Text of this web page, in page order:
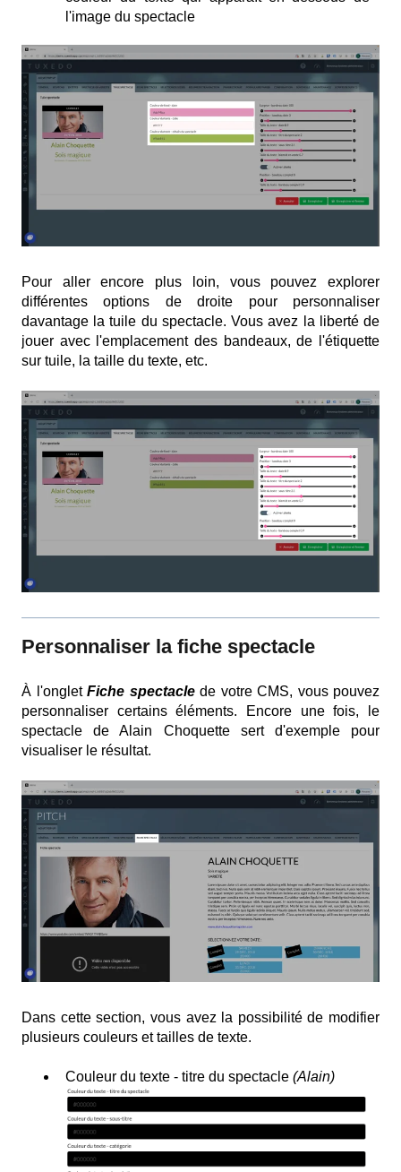
l'image du spectacle
Pour aller encore plus loin, vous pouvez explorer
différentes options de droite pour personnaliser
davantage la tuile du spectacle. Vous avez la liberté de
jouer avec l'emplacement des bandeaux, de l'étiquette
sur tuile, la taille du texte, etc.
Personnaliser l a fiche spectacle
À l'onglet Fiche spectaclede votre CMS, vous pouvez
personnaliser certains éléments. Encore une fois, le
spectacle de Alain Choquette sert d'exemple pour
visualiser le résultat.
Dans cette section, vous avez la possibilité de modifier
plusieurs couleurs et tailles de texte.
Couleur du texte - titre du spectacle (Alain)